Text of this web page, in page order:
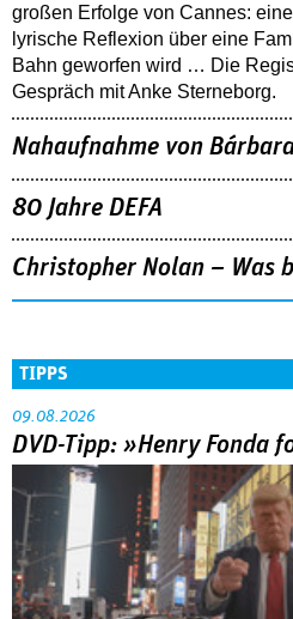
großen Erfolge von Cannes:
lyrische Reflexion über eine
Bahn geworfen wird … Die
Gespräch mit Anke Sterneborg.
Nahaufnahme von
80 Jahre DEFA
Christopher Nolan – Was
TIPPS
09.08.2026
DVD-Tipp: »Henry Fonda